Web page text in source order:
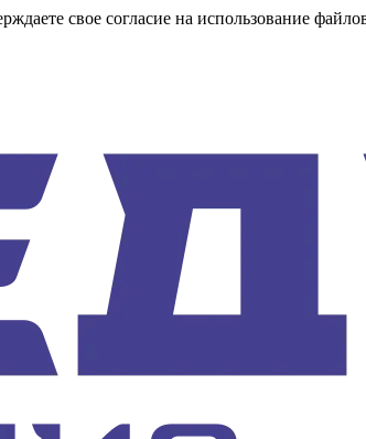
свое согласие на использование